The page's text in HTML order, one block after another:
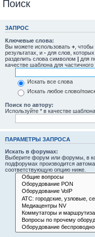
Поиск
ЗАПРОС
Ключевые слова:
Вы можете использовать + ,
результатах, и - для слов,
разделить слова символом | для
качестве шаблона для частичного
Искать все слова
Искать любое слово/
Поиск по автору:
Используйте * в качестве шаблона.
ПАРАМЕТРЫ ЗАПРОСА
Искать в форумах:
Выберите форум или форумы, в
подфорумах производится
соответствующую опцию ниже.